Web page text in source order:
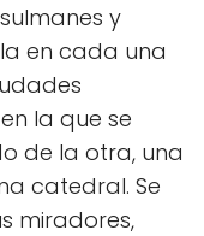
y
en cada una
la que se
de la otra, una
catedral. Se
miradores,